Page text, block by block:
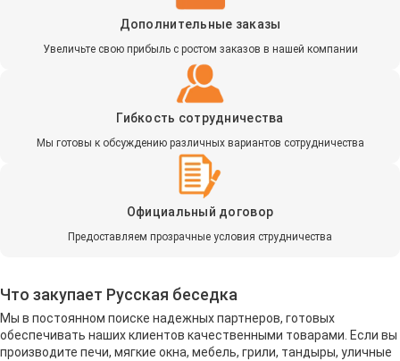
Дополнительные заказы
Увеличьте свою прибыль с ростом заказов в нашей компании
Гибкость сотрудничества
Мы готовы к обсуждению различных вариантов сотрудничества
Официальный договор
Предоставляем прозрачные условия струдничества
Что закупает Русская беседка
Мы в постоянном поиске надежных партнеров, готовых
обеспечивать наших клиентов качественными товарами. Если вы
производите печи, мягкие окна, мебель, грили, тандыры, уличные